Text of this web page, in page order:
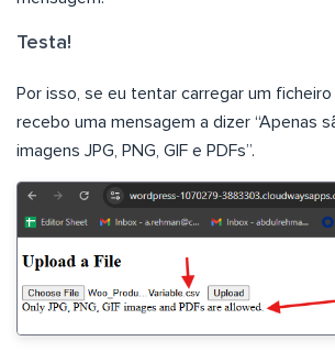
Testa!
Por isso, se eu tentar carregar um ficheiro
recebo uma mensagem a dizer “Apenas
imagens JPG, PNG, GIF e PDFs”.